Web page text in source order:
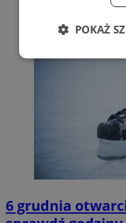
6 grudnia
POKAŻ